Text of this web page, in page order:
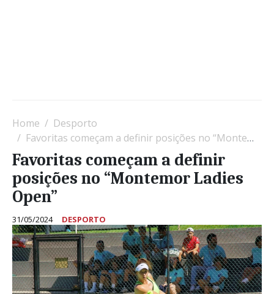
Home
Desporto
Favoritas começam a definir posições no “Montemor Ladies Open”
Favoritas começam a definir
posições no “Montemor Ladies
Open”
31/05/2024 DESPORTO